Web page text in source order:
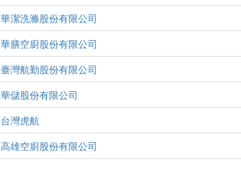
華潔洗滌股份有限公司
華膳空廚股份有限公司
臺灣航勤股份有限公司
華儲股份有限公司
台灣虎航
高雄空廚股份有限公司